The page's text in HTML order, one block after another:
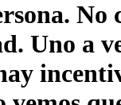
No
Uno a